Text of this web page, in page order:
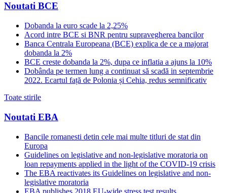
Noutati BCE
Dobanda la euro scade la 2,25%
Acord intre BCE si BNR pentru supravegherea bancilor
Banca Centrala Europeana (BCE) explica de ce a majorat
dobanda la 2%
BCE creste dobanda la 2%, dupa ce inflatia a ajuns la 10%
Dobânda pe termen lung a continuat să scadă in septembrie
2022. Ecartul față de Polonia și Cehia, redus semnificativ
Toate stirile
Noutati EBA
Bancile romanesti detin cele mai multe titluri de stat din
Europa
Guidelines on legislative and non-legislative moratoria on
loan repayments applied in the light of the COVID-19 crisis
The EBA reactivates its Guidelines on legislative and non-
legislative moratoria
EBA publishes 2018 EU-wide stress test results